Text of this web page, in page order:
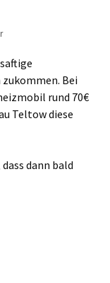
Bei
rund 70€
Teltow diese
dann bald